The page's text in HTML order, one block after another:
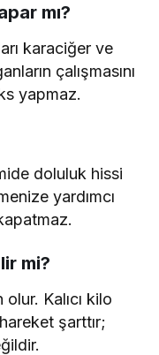
mı?
karaciğer ve
çalışmasını
yapmaz.
doluluk hissi
yardımcı
mi?
Kalıcı kilo
şarttır;